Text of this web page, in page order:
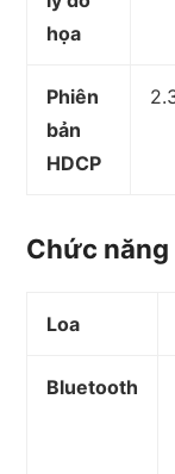
họa
Phiên
bản
HDCP
Chức
Loa
Bluetooth